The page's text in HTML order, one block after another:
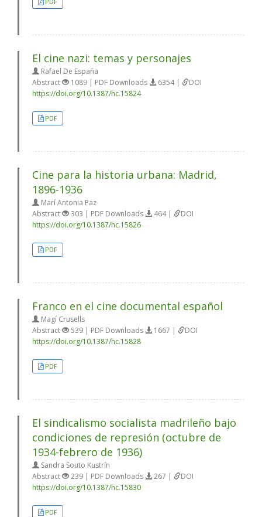
El cine nazi: temas y personajes
Rafael De España
Abstract
1089 | PDF Downloads 6354 |
DOI
https://doi.org/10.1387/hc.15824
PDF
Cine para la historia urbana: Madrid,
1896-1936
Marí Antonia Paz
Abstract
303 | PDF Downloads 464 |
DOI
https://doi.org/10.1387/hc.15826
PDF
Franco en el cine documental español
Magí Crusells
Abstract
539 | PDF Downloads 1667 |
DOI
https://doi.org/10.1387/hc.15828
PDF
El sindicalismo socialista madrileño bajo
condiciones de represión (octubre de
1934-febrero de 1936)
Sandra Souto Kustrín
Abstract
239 | PDF Downloads 267 |
DOI
https://doi.org/10.1387/hc.15830
PDF